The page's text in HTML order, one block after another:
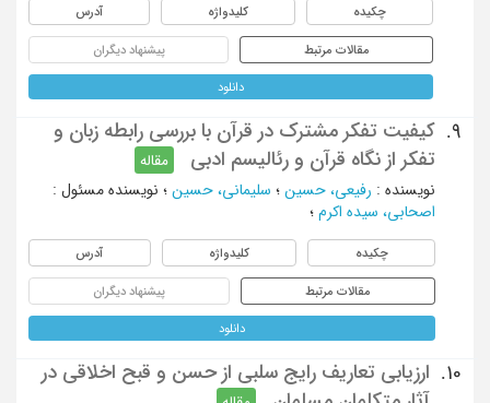
چکیده کلیدواژه آدرس
مقالات مرتبط پیشنهاد دیگران
دانلود
9.
کیفیت تفکر مشترک در قرآن با بررسی رابطه‌ زبان و
تفکر از نگاه قرآن و رئالیسم ادبی
مقاله
نویسنده : رفیعی، حسین ؛ سلیمانی، حسین ؛ نویسنده مسئول :
اصحابی، سیده اکرم
؛
چکیده کلیدواژه آدرس
مقالات مرتبط پیشنهاد دیگران
دانلود
10.
ارزیابی تعاریف رایج سلبی از حسن و قبح اخلاقی در